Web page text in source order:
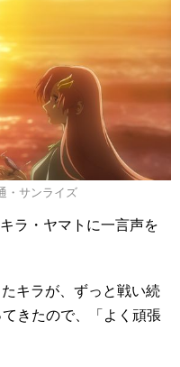
・サンライズ
ラ・ヤマトに一言声を
キラが、ずっと戦い続
きたので、「よく頑張